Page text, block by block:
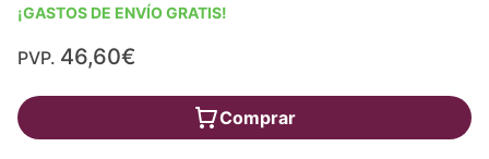
¡GASTOS DE ENVÍO GRATIS!
PVP. 46,60€
Comprar